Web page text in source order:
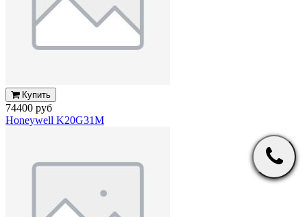
Купить
74400 руб
Honeywell K20G31M